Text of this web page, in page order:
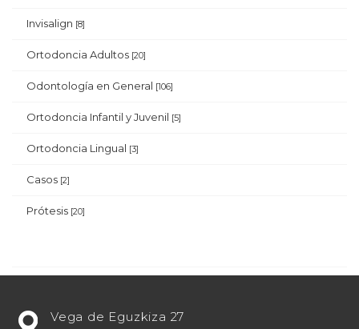
Invisalign [8]
Ortodoncia Adultos [20]
Odontología en General [106]
Ortodoncia Infantil y Juvenil [5]
Ortodoncia Lingual [3]
Casos [2]
Prótesis [20]
buscandoVega de Eguzkiza 27